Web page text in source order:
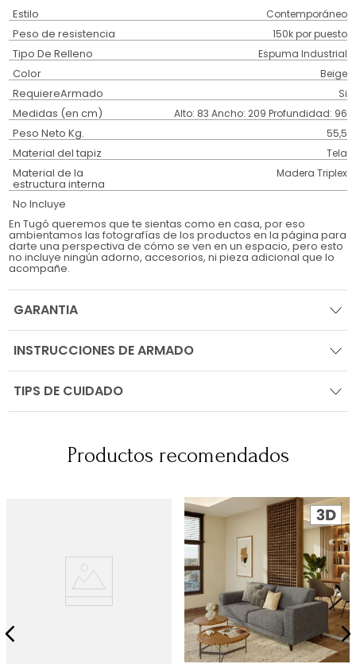
Estilo Contemporáneo
Peso de resistencia 150k por puesto
Tipo De Relleno Espuma Industrial
Color Beige
RequiereArmado Si
Medidas (en cm) Alto: 83 Ancho: 209 Profundidad: 96
Peso Neto Kg. 55,5
Material del tapiz Tela
Material de la
estructura interna
Madera Triplex
No Incluye
En Tugó queremos que te sientas como en casa, por eso
ambientamos las fotografías de los productos en la página para
darte una perspectiva de cómo se ven en un espacio, pero esto
no incluye ningún adorno, accesorios, ni pieza adicional que lo
acompañe.
GARANTIA
INSTRUCCIONES DE ARMADO
TIPS DE CUIDADO
Productos recomendados